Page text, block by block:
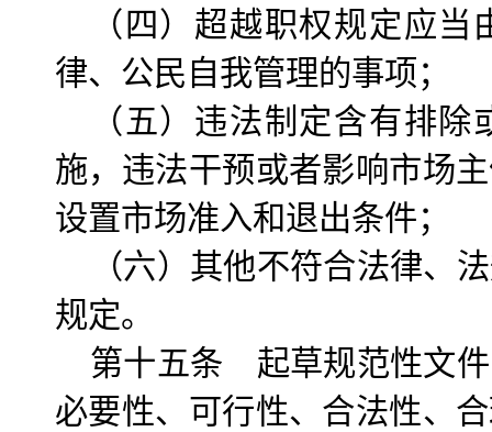
（四）超越职权规定应
律、公民自我管理的事项；
（五）违法制定含有排
施，违法干预或者影响市场
设置市场准入和退出条件；
（六）其他不符合法律、
规定。
第十五条 起草规范性文
必要性、可行性、合法性、